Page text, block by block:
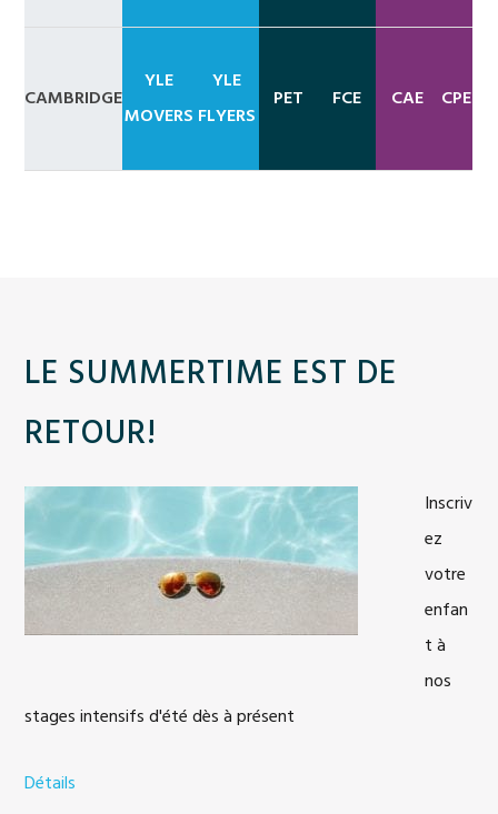
CAMBRIDGE
YLE
MOVERS
YLE
FLYERS
PET FCE CAE CPE
LE SUMMERTIME EST DE
RETOUR!
Inscriv
ez
votre
enfan
t à
nos
stages intensifs d'été dès à présent
Détails